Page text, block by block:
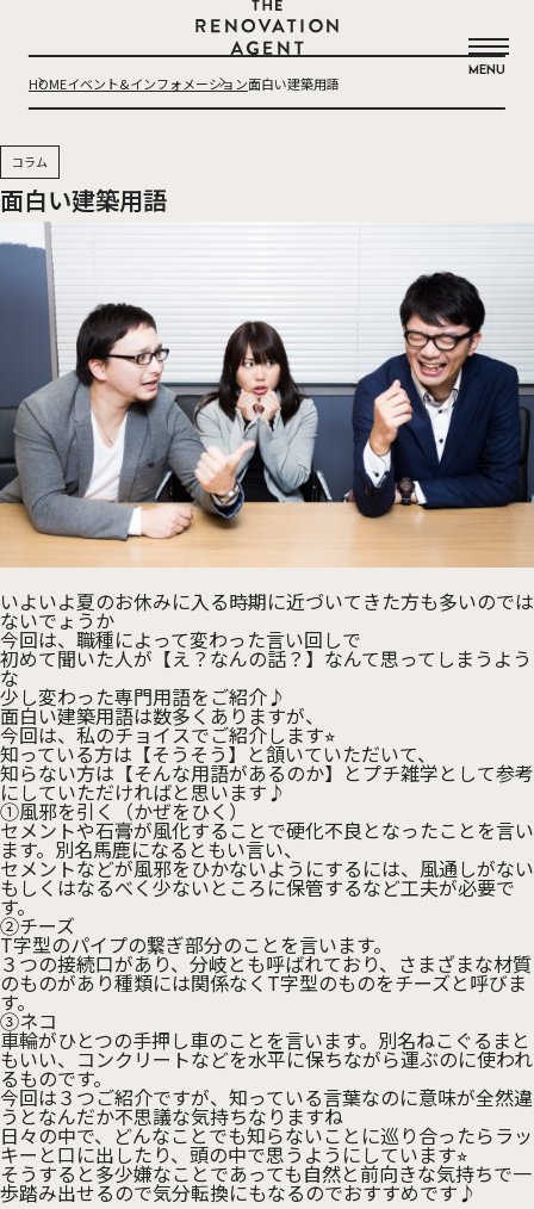
THE RENOVATION AGENT
MENU
HOMEイベント&インフォメーション面白い建築用語
面白い建築用語
コラム
いよいよ夏のお休みに入る時期に近づいてきた方も多いのでは
ないでょうか
今回は、職種によって変わった言い回しで
初めて聞いた人が【え？なんの話？】なんて思ってしまうよう
な
少し変わった専門用語をご紹介♪
面白い建築用語は数多くありますが、
今回は、私のチョイスでご紹介します⭐︎
知っている方は【そうそう】と頷いていただいて、
知らない方は【そんな用語があるのか】とプチ雑学として参考
にしていただければと思います♪
①風邪を引く（かぜをひく）
セメントや石膏が風化することで硬化不良となったことを言い
ます。別名馬鹿になるともい言い、
セメントなどが風邪をひかないようにするには、風通しがない
もしくはなるべく少ないところに保管するなど工夫が必要で
す。
②チーズ
T字型のパイプの繋ぎ部分のことを言います。
３つの接続口があり、分岐とも呼ばれており、さまざまな材質
のものがあり種類には関係なくT字型のものをチーズと呼びま
す。
③ネコ
車輪がひとつの手押し車のことを言います。別名ねこぐるまと
もいい、コンクリートなどを水平に保ちながら運ぶのに使われ
るものです。
今回は３つご紹介ですが、知っている言葉なのに意味が全然違
うとなんだか不思議な気持ちなりますね
日々の中で、どんなことでも知らないことに巡り合ったらラッ
キーと口に出したり、頭の中で思うようにしています⭐︎
そうすると多少嫌なことであっても自然と前向きな気持ちで一
歩踏み出せるので気分転換にもなるのでおすすめです♪